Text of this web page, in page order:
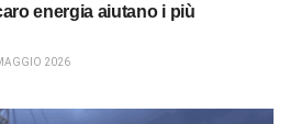
energia aiutano i più
2026